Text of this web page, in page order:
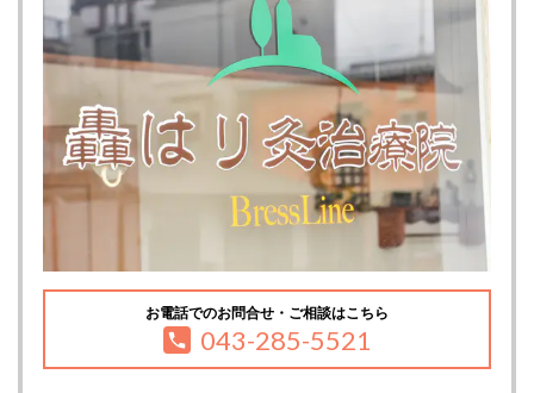
お電話でのお問合せ・ご相談はこちら
043-285-5521